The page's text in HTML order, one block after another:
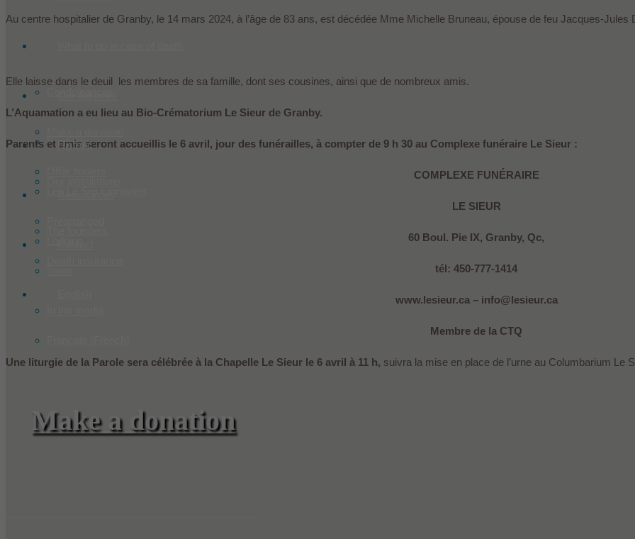
Products
Historic
Au centre hospitalier de Granby, le 14 mars 2024, à l’âge de 83 ans, est décédée Mme Michelle Bruneau, épouse de feu Jacques-Jules
Elle laisse dans le deuil les membres de sa famille, dont ses cousines, ainsi que de nombreux amis.
L’Aquamation a eu lieu au Bio-Crématorium Le Sieur de Granby.
Parents et amis seront accueillis le 6 avril, jour des funérailles, à compter de 9 h 30 au Complexe funéraire Le Sieur :
COMPLEXE FUNÉRAIRE
LE SIEUR
60 Boul. Pie IX, Granby, Qc,
tél: 450-777-1414
www.lesieur.ca – info@lesieur.ca
Membre de la CTQ
Une liturgie de la Parole sera célébrée à la Chapelle Le Sieur le 6 avril à 11 h, suivra la mise en place de l’urne au Columbarium Le
Make a donation